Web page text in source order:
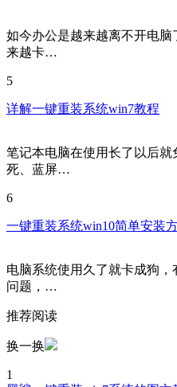
如今办公是越来越离不开电
来越卡…
5
详解一键重装系统win7教程
笔记本电脑在使用长了以后
死、蓝屏…
6
一键重装系统win10简单安装
电脑系统使用久了就卡成狗
问题，…
推荐阅读
换一换
1